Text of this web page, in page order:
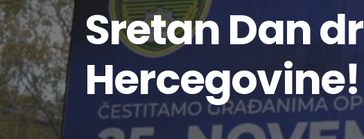
Sretan Dan
Hercegovine!